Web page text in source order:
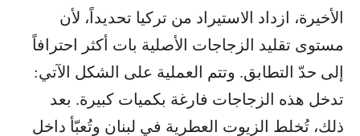
الأخيرة، ازداد الاستيراد من تركيا تحديداً، لأن
مستوى تقليد الزجاجات الأصلية بات أكثر احترافاً
إلى حدّ التطابق. وتتم العملية على الشكل الآتي:
تدخل هذه الزجاجات فارغة بكميات كبيرة. بعد
ذلك، تُخلط الزيوت العطرية في لبنان وتُعبّأ داخل